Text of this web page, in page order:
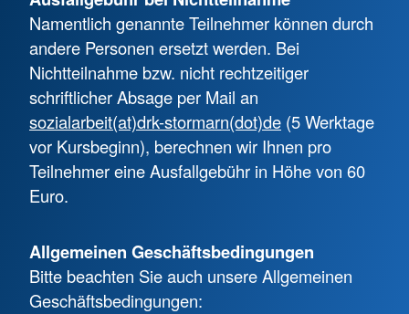
Namentlich genannte Teilnehmer können durch
andere Personen ersetzt werden. Bei
Nichtteilnahme bzw. nicht rechtzeitiger
schriftlicher Absage per Mail an
sozialarbeit(at)drk-stormarn(dot)de (5 Werktage
vor Kursbeginn), berechnen wir Ihnen pro
Teilnehmer eine Ausfallgebühr in Höhe von 60
Euro.
Allgemeinen Geschäftsbedingungen
Bitte beachten Sie auch unsere Allgemeinen
Geschäftsbedingungen: